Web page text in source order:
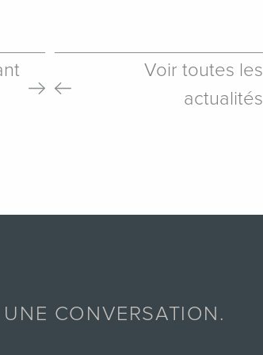
Voir toutes les
actualités
CONVERSATION.